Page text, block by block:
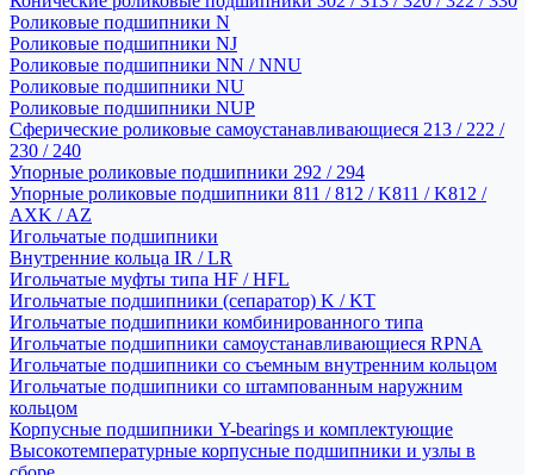
Роликовые подшипники N
Роликовые подшипники NJ
Роликовые подшипники NN / NNU
Роликовые подшипники NU
Роликовые подшипники NUP
Сферические роликовые самоустанавливающиеся 213 / 222 /
230 / 240
Упорные роликовые подшипники 292 / 294
Упорные роликовые подшипники 811 / 812 / K811 / K812 /
AXK / AZ
Игольчатые подшипники
Внутренние кольца IR / LR
Игольчатые муфты типа HF / HFL
Игольчатые подшипники (сепаратор) K / KT
Игольчатые подшипники комбинированного типа
Игольчатые подшипники самоустанавливающиеся RPNA
Игольчатые подшипники со съемным внутренним кольцом
Игольчатые подшипники со штампованным наружним
кольцом
Корпусные подшипники Y-bearings и комплектующие
Высокотемпературные корпусные подшипники и узлы в